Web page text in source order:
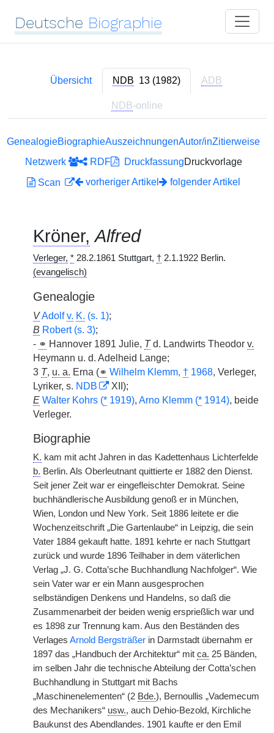
Deutsche Biographie
Übersicht NDB 13 (1982) ADB
NDB-online
GenealogieBiographieAuszeichnungenAutor/inZitierweise
Netzwerk
RDF DruckfassungDruckvorlage
Scan
vorheriger Artikel folgender Artikel
Kröner, Alfred
Verleger, * 28.2.1861 Stuttgart, † 2.1.1922 Berlin.
(evangelisch)
Genealogie
VAdolfv. K. (s. 1);
B Robert (s. 3);
- ⚭ Hannover 1891 Julie, Td. Landwirts Theodor v.
Heymann u. d. Adelheid Lange;
3 T, u. a. Erna (⚭ Wilhelm Klemm, † 1968, Verleger,
Lyriker, s. NDB
XII);
E Walter Kohrs (* 1919), Arno Klemm (* 1914), beide
Verleger.
Biographie
K. kam mit acht Jahren in das Kadettenhaus Lichterfelde
b. Berlin. Als Oberleutnant quittierte er 1882 den Dienst.
Seit jener Zeit war er eingefleischter Demokrat. Seine
buchhändlerische Ausbildung genoß er in München,
Wien, London und New York. Seit 1886 leitete er die
Wochenzeitschrift „Die Gartenlaube“ in Leipzig, die sein
Vater 1884 gekauft hatte. 1891 kehrte er nach Stuttgart
zurück und wurde 1896 Teilhaber in dem väterlichen
Verlag „J. G. Cotta’sche Buchhandlung Nachfolger“. Wie
sein Vater war er ein Mann ausgesprochen
selbständigen Denkens und Handelns, so daß die
Zusammenarbeit der beiden wenig ersprießlich war und
es 1898 zur Trennung kam. Aus den Beständen des
Verlages Arnold Bergsträßer in Darmstadt übernahm er
1897 das „Handbuch der Architektur“ mit ca. 25 Bänden,
im selben Jahr die technische Abteilung der Cotta’schen
Buchhandlung in Stuttgart mit Bachs
„Maschinenelementen“ (2 Bde.), Bernoullis „Vademecum
des Mechanikers“ usw., auch Dehio-Bezold, Kirchliche
Baukunst des Abendlandes. 1901 kaufte er den Emil